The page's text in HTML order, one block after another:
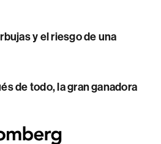
y el riesgo de una
de todo, la gran ganadora